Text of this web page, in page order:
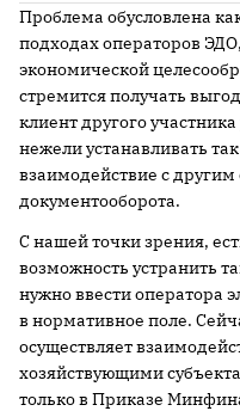
Проблема обусловлена
подходах операторов
экономической
стремится получать
клиент другого
нежели устанавливать
взаимодействие с
документооборота.
С нашей точки зрения,
возможность устранить
нужно ввести оператора
в нормативное поле.
осуществляет
хозяйствующими
только в Приказе